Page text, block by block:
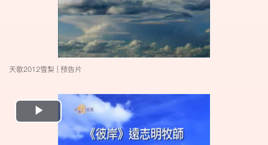
天歌2012雪梨 | 预告片
Play
Video